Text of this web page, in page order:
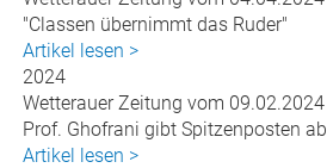
"Classen übernimmt das Ruder"
Artikel lesen >
2024
Wetterauer Zeitung vom 09.02.2024
Prof. Ghofrani gibt Spitzenposten ab
Artikel lesen >